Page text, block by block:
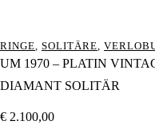
RINGE, SOLITÄRE,
UM 1970 – PLATIN
DIAMANT SOLITÄR
€ 2.100,00